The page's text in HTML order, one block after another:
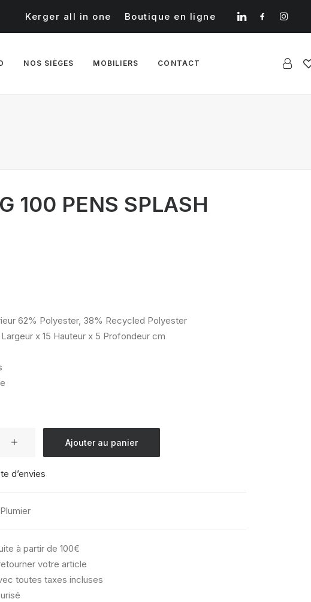
Kerger all in one Boutique en ligne
NOS SIÈGES MOBILIERS CONTACT
100 PENS SPLASH
62% Polyester, 38% Recycled Polyester
Largeur x 15 Hauteur x 5 Profondeur cm
Ajouter au panier
d’envies
Plumier
à partir de 100€
votre article
toutes taxes incluses